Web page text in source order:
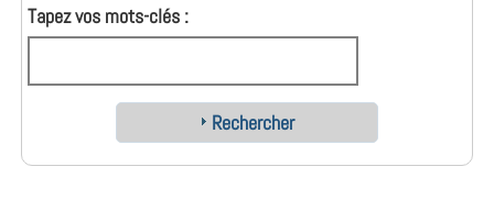
Tapez vos mots-clés :
Rechercher